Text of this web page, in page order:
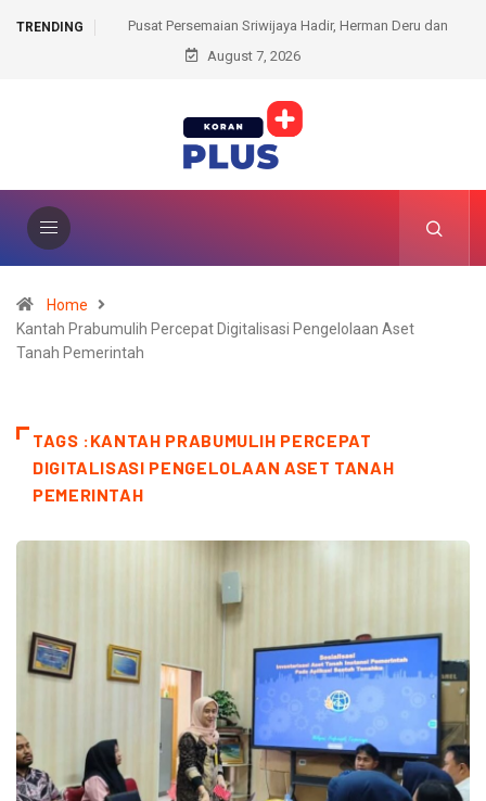
TRENDING
Hadir, Herman Deru dan
Kantah Prabumulih Ajak Camat dan Lurah
August 7, 2026
Home
Kantah Prabumulih Percepat Digitalisasi Pengelolaan Aset
Tanah Pemerintah
TAGS :KANTAH PRABUMULIH PERCEPAT
DIGITALISASI PENGELOLAAN ASET TANAH
PEMERINTAH